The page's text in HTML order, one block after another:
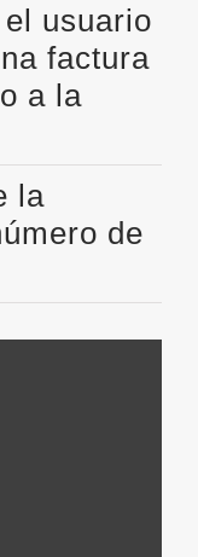
usuario
factura
a la
la
de